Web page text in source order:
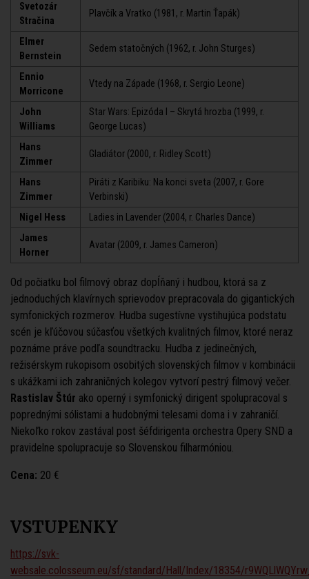
Svetozár
Stračina
Plavčík a Vratko (1981, r. Martin Ťapák)
Elmer
Bernstein
Sedem statočných (1962, r. John Sturges)
Ennio
Morricone
Vtedy na Západe (1968, r. Sergio Leone)
John
Williams
Star Wars: Epizóda I – Skrytá hrozba (1999, r.
George Lucas)
Hans
Zimmer
Gladiátor (2000, r. Ridley Scott)
Hans
Zimmer
Piráti z Karibiku: Na konci sveta (2007, r. Gore
Verbinski)
Nigel Hess
Ladies in Lavender (2004, r. Charles Dance)
James
Horner
Avatar (2009, r. James Cameron)
Od počiatku bol filmový obraz dopĺňaný i hudbou, ktorá sa z
jednoduchých klavírnych sprievodov prepracovala do gigantických
symfonických rozmerov. Hudba sugestívne vystihujúca podstatu
scén je kľúčovou súčasťou všetkých kvalitných filmov, ktoré neraz
poznáme práve podľa soundtracku. Hudba z jedinečných,
režisérskym rukopisom osobitých slovenských filmov v kombinácii
s ukážkami ich zahraničných kolegov vytvorí pestrý filmový večer.
Rastislav Štúr ako operný i symfonický dirigent spolupracoval s
poprednými sólistami a hudobnými telesami doma i v zahraničí.
Niekoľko rokov zastával post šéfdirigenta orchestra Opery SND a
pravidelne spolupracuje so Slovenskou filharmóniou.
Cena: 20 €
VSTUPENKY
https://svk-
websale.colosseum.eu/sf/standard/Hall/Index/18354/